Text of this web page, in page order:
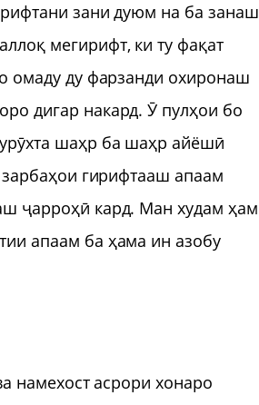
зани дуюм на ба занаш
мегирифт, ки ту фақат
омаду ду фарзанди охиронаш
дигар накард. Ӯ пулҳои бо
шаҳр ба шаҳр айёшӣ
гирифтааш апаам
ҷарроҳӣ кард. Ман худам ҳам
апаам ба ҳама ин азобу
намехост асрори хонаро